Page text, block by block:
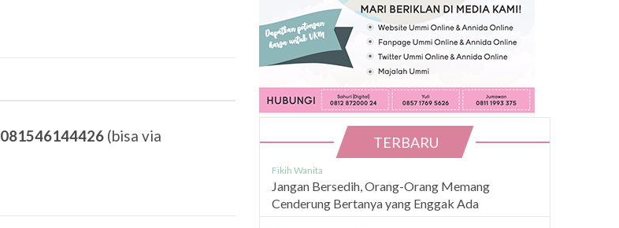
081546144426 (bisa via
TERBARU
Fikih Wanita
Jangan Bersedih, Orang-Orang Memang
Cenderung Bertanya yang Enggak Ada